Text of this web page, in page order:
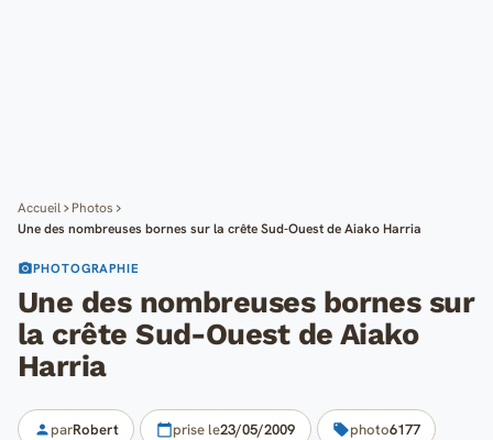
Accueil
Photos
Une des nombreuses bornes sur la crête Sud-Ouest de Aiako Harria
PHOTOGRAPHIE
Une des nombreuses bornes sur
la crête Sud-Ouest de Aiako
Harria
parRobert prise le23/05/2009 photo6177